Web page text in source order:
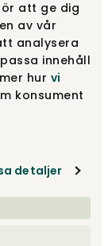
att ge dig
av vår
analysera
innehåll
hur vi
konsument
detaljer
Fra8 395 kr
Fra10 055 kr